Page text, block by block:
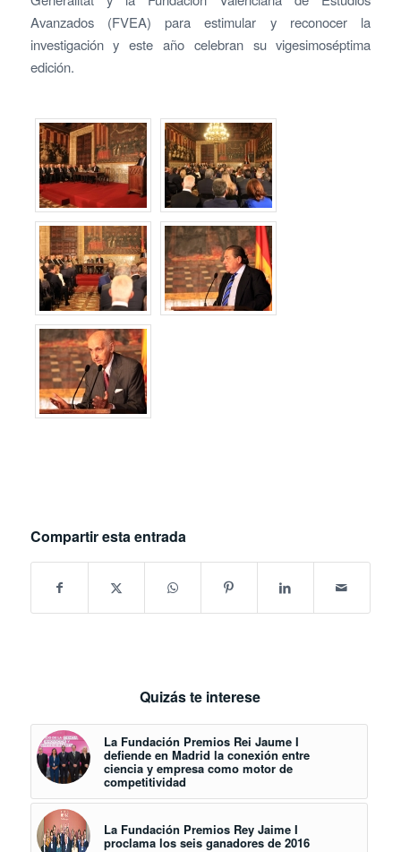
Avanzados (FVEA) para estimular y reconocer la
investigación y este año celebran su vigesimoséptima
edición.
Compartir esta entrada
Quizás te interese
La Fundación Premios Rei Jaume I
defiende en Madrid la conexión entre
ciencia y empresa como motor de
competitividad
La Fundación Premios Rey Jaime I
proclama los seis ganadores de 2016